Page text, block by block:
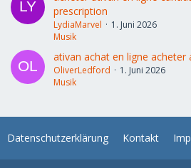
prescription
LydiaMarvel
1. Juni 2026
Musik
ativan achat en ligne acheter
OliverLedford
1. Juni 2026
Musik
Datenschutzerklärung Kontakt